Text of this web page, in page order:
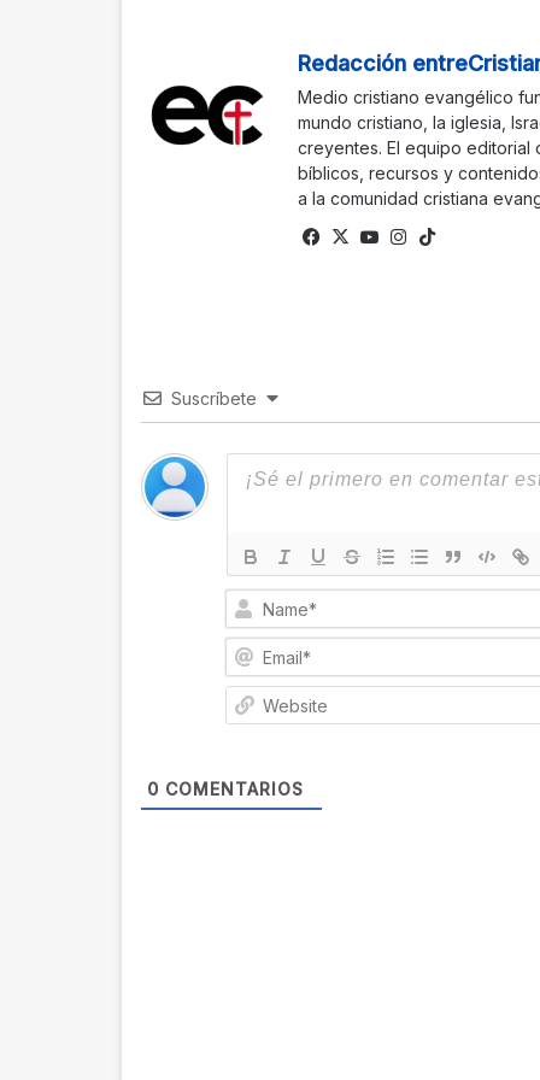
Redacción
Medio cristiano evangélico
mundo cristiano, la iglesia,
creyentes. El equipo editorial
bíblicos, recursos y
a la comunidad cristiana
Fa
X
Yo Ins
Suscríbete
0 COMENTARIOS